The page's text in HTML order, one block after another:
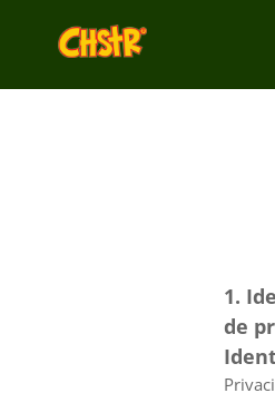
1.
de